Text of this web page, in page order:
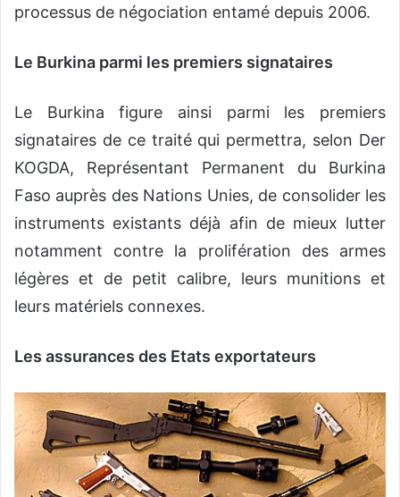
processus de négociation entamé depuis 2006.
Le Burkina parmi les premiers signataires
Le Burkina figure ainsi parmi les premiers
signataires de ce traité qui permettra, selon Der
KOGDA, Représentant Permanent du Burkina
Faso auprès des Nations Unies, de consolider les
instruments existants déjà afin de mieux lutter
notamment contre la prolifération des armes
légères et de petit calibre, leurs munitions et
leurs matériels connexes.
Les assurances des Etats exportateurs